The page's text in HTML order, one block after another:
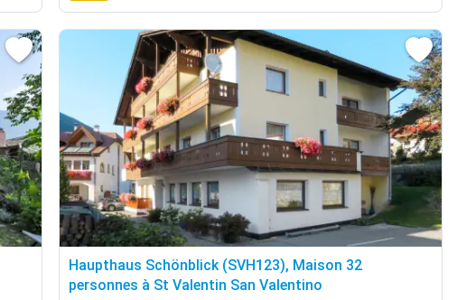
Haupthaus Schönblick (SVH123), Maison 32
personnes à St Valentin San Valentino